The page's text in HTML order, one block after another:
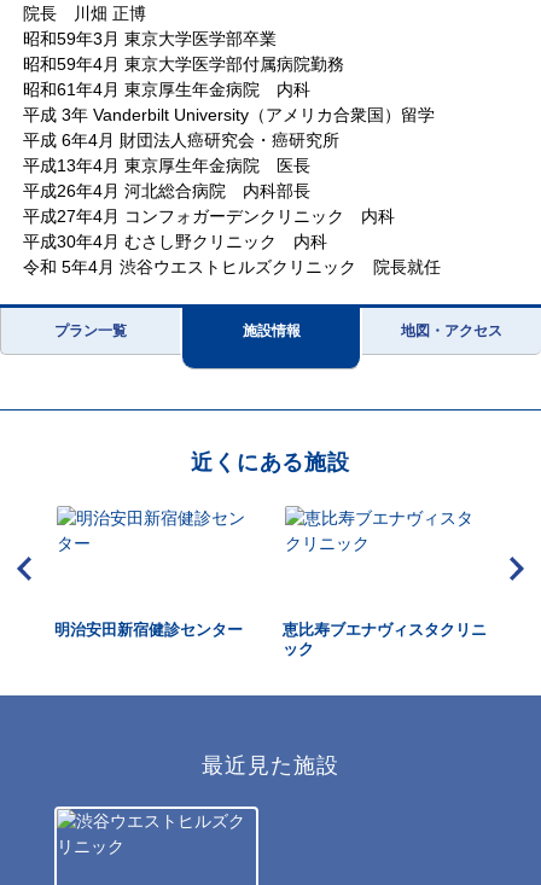
院長 川畑 正博
昭和59年3月 東京大学医学部卒業
昭和59年4月 東京大学医学部付属病院勤務
昭和61年4月 東京厚生年金病院 内科
平成 3年 Vanderbilt University（アメリカ合衆国）留学
平成 6年4月 財団法人癌研究会・癌研究所
平成13年4月 東京厚生年金病院 医長
平成26年4月 河北総合病院 内科部長
平成27年4月 コンフォガーデンクリニック 内科
平成30年4月 むさし野クリニック 内科
令和 5年4月 渋谷ウエストヒルズクリニック 院長就任
プラン一覧 施設情報 地図・アクセス
近くにある施設
明治安田新宿健診センター
恵比寿ブエナヴィスタクリニ
ック
最近見た施設